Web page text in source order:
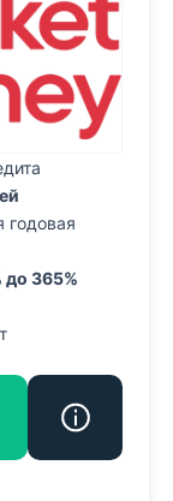
годовая
до 365%